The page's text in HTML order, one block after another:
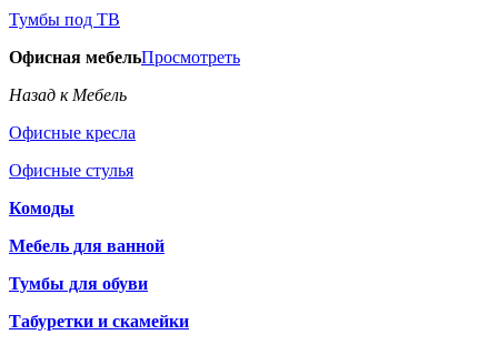
Тумбы под ТВ
Офисная мебельПросмотреть
Назад к Мебель
Офисные кресла
Офисные стулья
Комоды
Мебель для ванной
Тумбы для обуви
Табуретки и скамейки